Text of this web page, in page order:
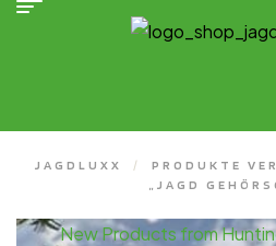
JAGDLUXX /
PRODUKTE
„JAGD
New Products from